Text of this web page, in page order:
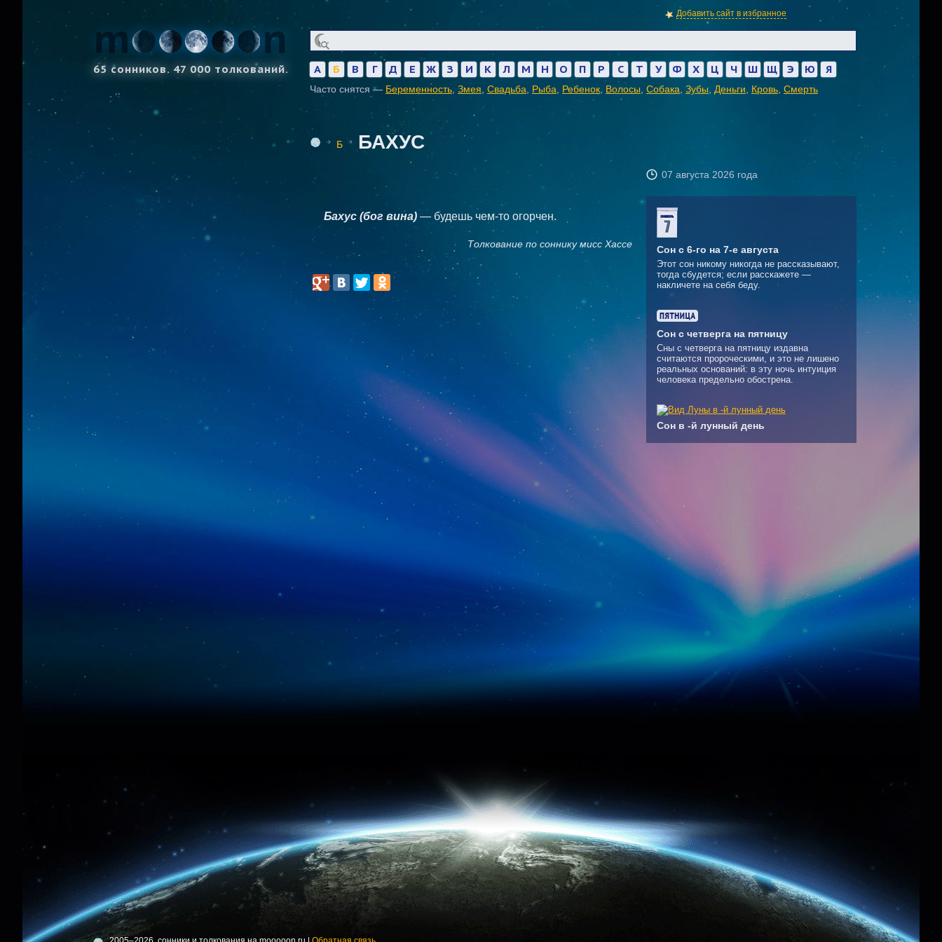
Добавить сайт в избранное
65 сонников. 47 000 толкований. А Б В Г Д Е Ж З И К Л М Н О П Р С Т У Ф Х Ц Ч Ш Щ Э Ю Я
Часто снятся — Беременность Змея Свадьба Рыба Ребенок Волосы Собака Зубы Деньги Кровь Смерть
Б БАХУС
07 августа 2026 года
Бахус (бог вина) — будешь чем-то огорчен.
Толкование по соннику мисс Хассе Сон с 6-го на 7-е августа
Этот сон никому никогда не рассказывают,
тогда сбудется; если расскажете —
накличете на себя беду.
Сон с четверга на пятницу
Сны с четверга на пятницу издавна
считаются пророческими, и это не лишено
реальных оснований: в эту ночь интуиция
человека предельно обострена.
Сон в -й лунный день